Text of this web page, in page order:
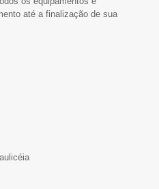
até a finalização de sua